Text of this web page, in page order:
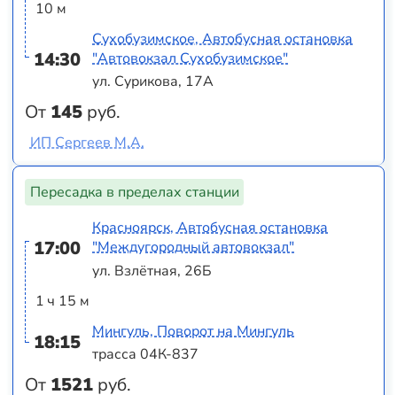
10 м
14:30
От 145 руб.
Сухобузимское, Автобусная остановка
"Автовокзал Сухобузимское"
ул. Сурикова, 17А
ИП Сергеев М.А.
Пересадка в пределах станции
17:00
1 ч 15 м
18:15
От 1521 руб.
Красноярск, Автобусная остановка
"Междугородный автовокзал"
ул. Взлётная, 26Б
Мингуль, Поворот на Мингуль
трасса 04К-837